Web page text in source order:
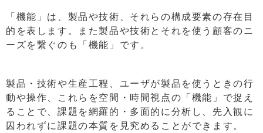
「機能」は、製品や技術、それらの構成要素の存在目
的を表します。また製品や技術とそれを使う顧客のニ
ーズを繋ぐのも「機能」です。
製品・技術や生産工程、ユーザが製品を使うときの行
動や操作、これらを空間・時間視点の「機能」で捉え
ることで、課題を網羅的・多面的に分析し、先入観に
囚われずに課題の本質を見究めることができます。